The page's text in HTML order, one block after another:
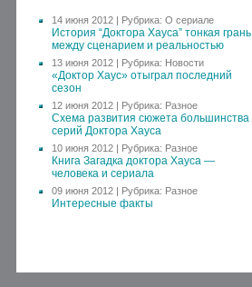
14 июня 2012 | Рубрика: О сериале
История “Доктора Хауса” тонкая грань
между сценарием и реальностью
13 июня 2012 | Рубрика: Новости
«Доктор Хаус» отыграл последний
сезон
12 июня 2012 | Рубрика: Разное
Схема развития сюжета большинства
серий Доктора Хауса
10 июня 2012 | Рубрика: Разное
Книга Загадка доктора Хауса —
человека и сериала
09 июня 2012 | Рубрика: Разное
Интересные факты